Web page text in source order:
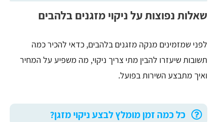
שאלות נפוצות על ניקוי מזגנים בלהבים
לפני שמזמינים מנקה מזגנים בלהבים, כדאי להכיר כמה
תשובות שיעזרו להבין מתי צריך ניקוי, מה משפיע על המחיר
ואיך מתבצע השירות בפועל.
כל כמה זמן מומלץ לבצע ניקוי מזגן?